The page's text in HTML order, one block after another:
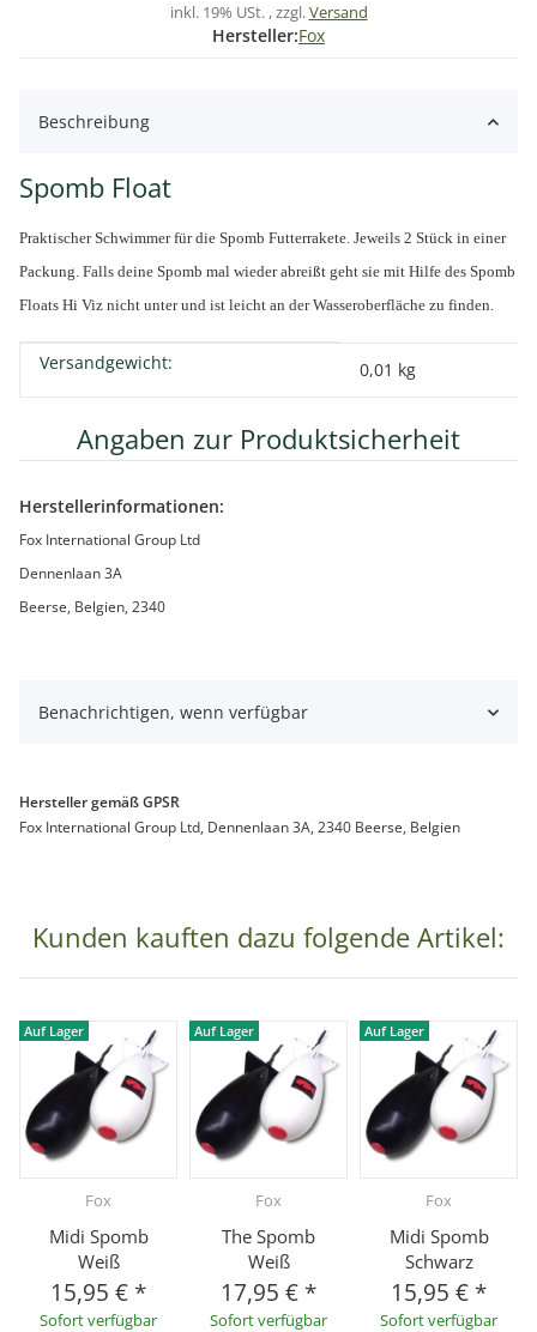
inkl. 19% USt. , zzgl.Versand
Hersteller:Fox
Beschreibung
Spomb Float
Praktischer Schwimmer für die Spomb Futterrakete. Jeweils 2 Stück in einer
Packung. Falls deine Spomb mal wieder abreißt geht sie mit Hilfe des Spomb
Floats Hi Viz nicht unter und ist leicht an der Wasseroberfläche zu finden.
Produkteigenschaft
Wert
Versandgewicht: 0,01 kg
Angaben zur Produktsicherheit
Herstellerinformationen:
Fox International Group Ltd
Dennenlaan 3A
Beerse, Belgien, 2340
Benachrichtigen, wenn verfügbar
Hersteller gemäß GPSR
Fox International Group Ltd, Dennenlaan 3A, 2340 Beerse, Belgien
Kunden kauften dazu folgende Artikel:
Auf Lager
Fox
Midi Spomb
Weiß
15,95 € *
Sofort verfügbar
Auf Lager
Fox
The Spomb
Weiß
17,95 € *
Sofort verfügbar
Auf Lager
Fox
Midi Spomb
Schwarz
15,95 € *
Sofort verfügbar